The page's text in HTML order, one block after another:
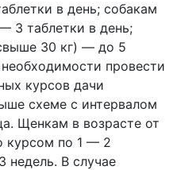
в день; собакам
3 таблетки в день;
30 кг) — до 5
провести
курсов дачи
схеме с интервалом
Щенкам в возрасте от
курсом по 1 — 2
недель. В случае